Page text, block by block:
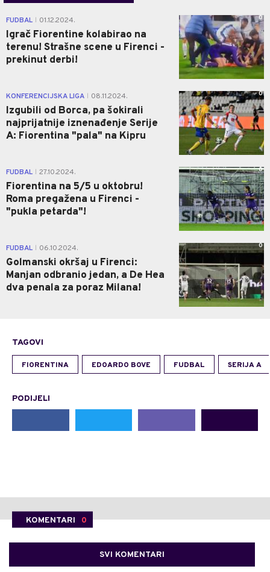
FUDBAL 01.12.2024.
Igrač Fiorentine kolabirao na
terenu! Strašne scene u Firenci -
prekinut derbi!
0
KONFERENCIJSKA LIGA 08.11.2024.
Izgubili od Borca, pa šokirali
najprijatnije iznenađenje Serije
A: Fiorentina "pala" na Kipru
0
FUDBAL 27.10.2024.
Fiorentina na 5/5 u oktobru!
Roma pregažena u Firenci -
"pukla petarda"!
0
FUDBAL 06.10.2024.
Golmanski okršaj u Firenci:
Manjan odbranio jedan, a De Hea
dva penala za poraz Milana!
0
TAGOVI
FIORENTINA EDOARDO BOVE FUDBAL SERIJA A
PODIJELI
KOMENTARI 0
SVI KOMENTARI